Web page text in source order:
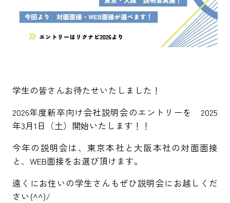
学生の皆さんお待たせいたしました！
2026年度新卒向け会社説明会のエントリーを 2025
年3月1日（土）開始いたします！！
今年の説明会は、東京本社と大阪本社の対面面接
と、WEB面接をお選び頂けます。
遠くにお住いの学生さんもぜひ説明会にお越しくだ
さい(^^)/